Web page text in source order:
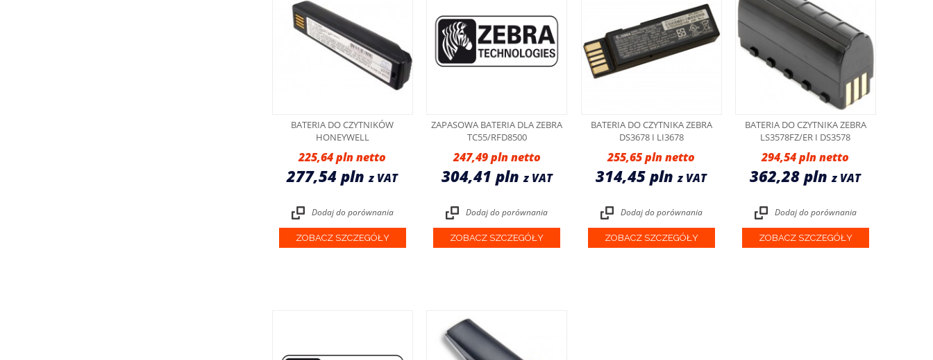
BATERIA DO CZYTNIKÓW
HONEYWELL
225,64 pln
277,54 plnz VAT
Dodaj do porównania
ZOBACZ SZCZEGÓŁY
ZAPASOWA BATERIA DLA ZEBRA
TC55/RFD8500
247,49 pln
304,41 plnz VAT
Dodaj do porównania
ZOBACZ SZCZEGÓŁY
BATERIA DO CZYTNIKA ZEBRA
DS3678 I LI3678
255,65 pln
314,45 plnz VAT
Dodaj do porównania
ZOBACZ SZCZEGÓŁY
BATERIA DO CZYTNIKA ZEBRA
LS3578FZ/ER I DS3578
294,54 pln
362,28 plnz VAT
Dodaj do porównania
ZOBACZ SZCZEGÓŁY